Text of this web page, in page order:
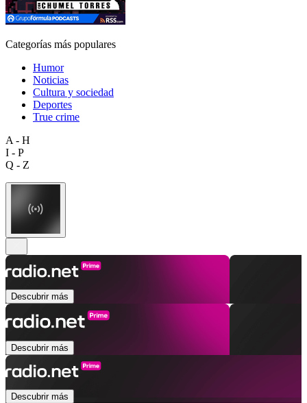
Categorías más populares
Humor
Noticias
Cultura y sociedad
Deportes
True crime
A - H
I - P
Q - Z
Descubrir más
Descubrir más
Descubrir más